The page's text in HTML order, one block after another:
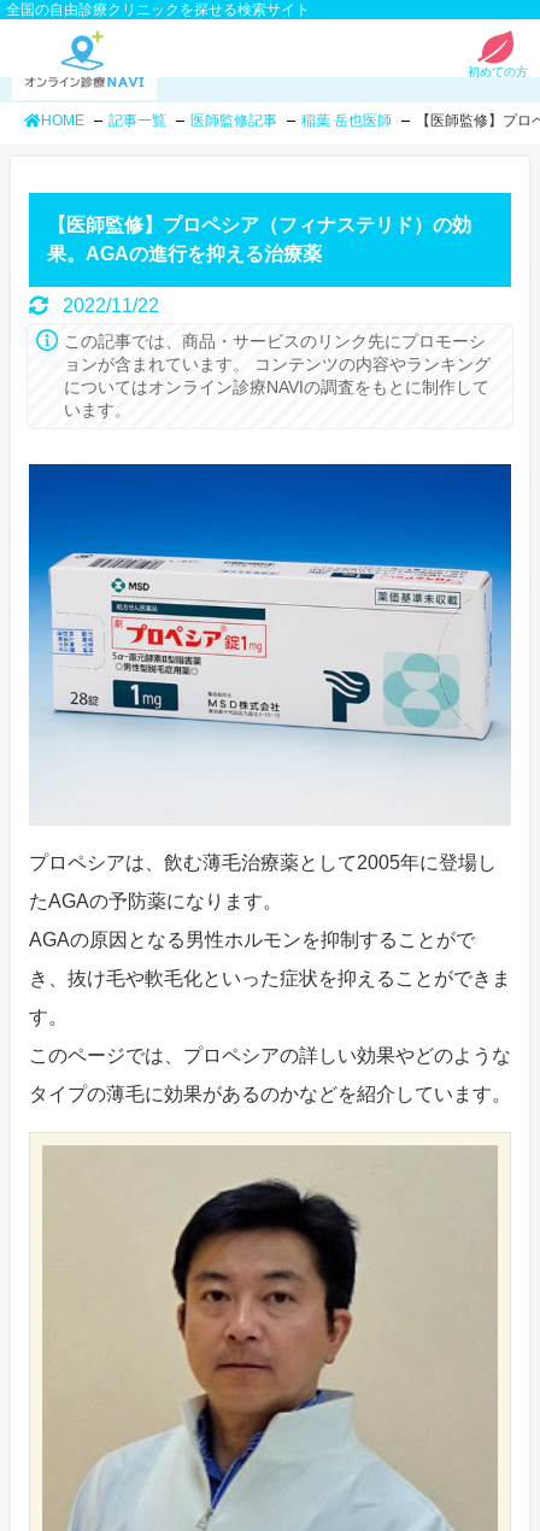
全国の自由診療クリニックを探せる検索サイト
初めての方
HOME 記事一覧 医師監修記事 稲葉 岳也医師 【医師監修】プ
【医師監修】プロペシア（フィナステリド）の効
果。AGAの進行を抑える治療薬
2022/11/22
プロペシアは、飲む薄毛治療薬として2005年に登場し
たAGAの予防薬になります。
AGAの原因となる男性ホルモンを抑制することがで
き、抜け毛や軟毛化といった症状を抑えることができま
す。
このページでは、プロペシアの詳しい効果やどのような
タイプの薄毛に効果があるのかなどを紹介しています。